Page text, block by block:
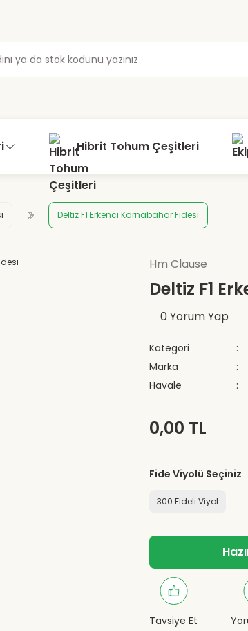
Hibrit Tohum Çeşitleri
Deltiz F1 Erkenci Karnabahar Fidesi
Hm Clause
Deltiz F1
0 Yorum Yap
Kategori
Marka
Havale
0,00 TL
Fide Viyolü Seçiniz
300 Fideli Viyol
Tavsiye Et